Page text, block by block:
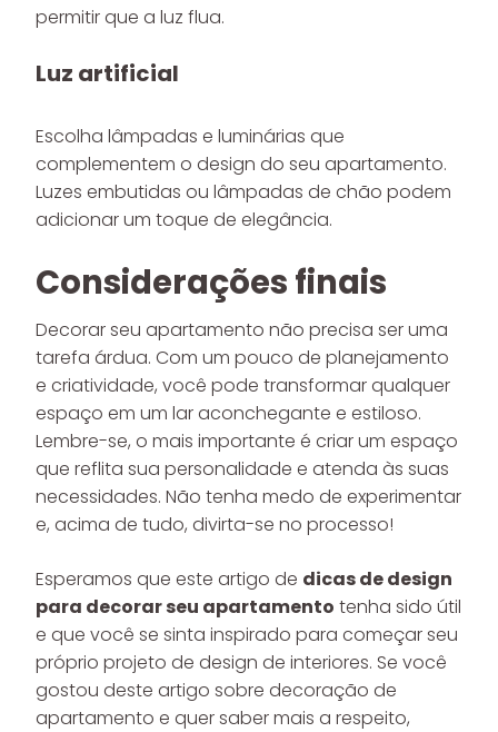
permitir que a luz flua.
Luz artificial
Escolha lâmpadas e luminárias que
complementem o design do seu apartamento.
Luzes embutidas ou lâmpadas de chão podem
adicionar um toque de elegância.
Considerações finais
Decorar seu apartamento não precisa ser uma
tarefa árdua. Com um pouco de planejamento
e criatividade, você pode transformar qualquer
espaço em um lar aconchegante e estiloso.
Lembre-se, o mais importante é criar um espaço
que reflita sua personalidade e atenda às suas
necessidades. Não tenha medo de experimentar
e, acima de tudo, divirta-se no processo!
Esperamos que este artigo de dicas de design
para decorar seu apartamento tenha sido útil
e que você se sinta inspirado para começar seu
próprio projeto de design de interiores. Se você
gostou deste artigo sobre decoração de
apartamento e quer saber mais a respeito,